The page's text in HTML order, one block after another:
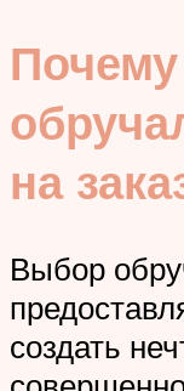
на
Выбор
создать